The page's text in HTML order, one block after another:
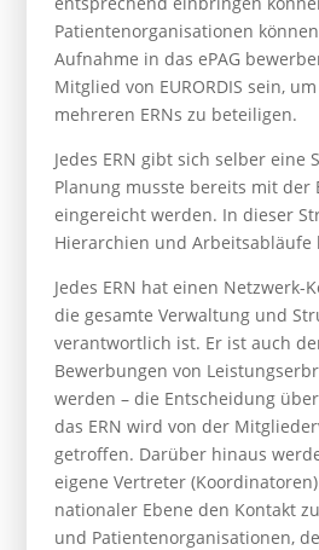
Patientenorganisationen
Aufnahme in das ePAG
Mitglied von EURORDIS sein,
mehreren ERNs zu beteiligen.
Jedes ERN gibt sich selber eine
Planung musste bereits mit der
eingereicht werden. In dieser
Hierarchien und Arbeitsabläufe
Jedes ERN hat einen
die gesamte Verwaltung und
verantwortlich ist. Er ist auch
Bewerbungen von
werden – die Entscheidung
das ERN wird von der
getroffen. Darüber hinaus
eigene Vertreter
nationaler Ebene den Kontakt
und Patientenorganisationen,